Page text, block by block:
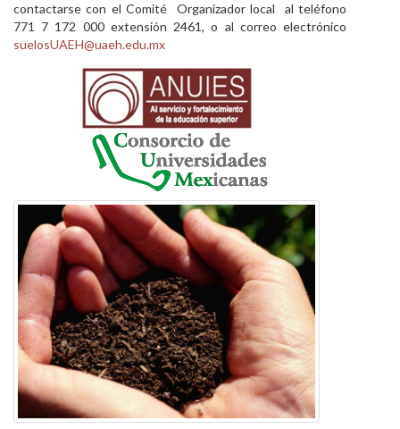
contactarse con el Comité Organizador local al teléfono
771 7 172 000 extensión 2461, o al correo electrónico
suelosUAEH@uaeh.edu.mx